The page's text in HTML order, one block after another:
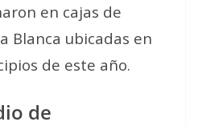
en cajas de
Blanca ubicadas en
de este año.
de